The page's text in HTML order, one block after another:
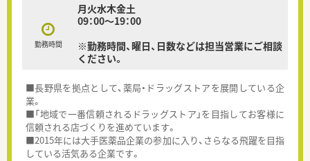
勤務時間
月火水木金土
09：00～19：00
※勤務時間、曜日、日数などは担当営業にご相談
ください。
■長野県を拠点として、薬局・ドラッグストアを展開している企
業。
■「地域で一番信頼されるドラッグストア」を目指してお客様に
信頼される店づくりを進めています。
■2015年には大手医薬品企業の参加に入り、さらなる飛躍を目指
している活気ある企業です。